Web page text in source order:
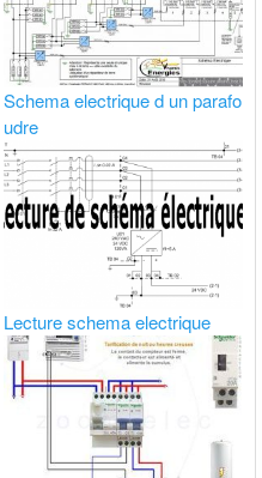
Schema electrique d un parafo
udre
Lecture schema electrique